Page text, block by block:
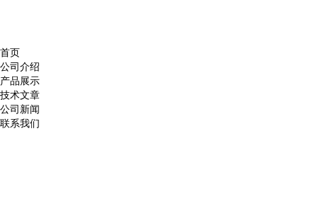
首页
公司介绍
产品展示
技术文章
公司新闻
联系我们